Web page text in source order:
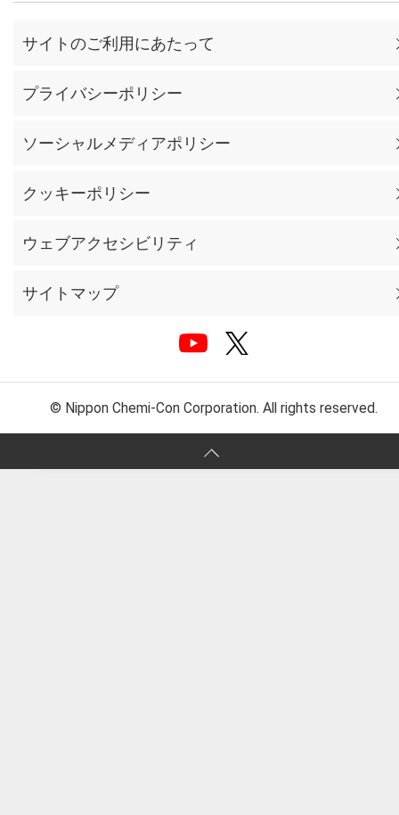
サイトのご利用にあたって
プライバシーポリシー
ソーシャルメディアポリシー
クッキーポリシー
ウェブアクセシビリティ
サイトマップ
© Nippon Chemi-Con Corporation. All rights reserved.